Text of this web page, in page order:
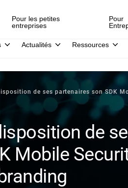
Pour les petites
entreprises
Pour
Actualités Ressources
de ses partenaires son SDK
de
Mobile